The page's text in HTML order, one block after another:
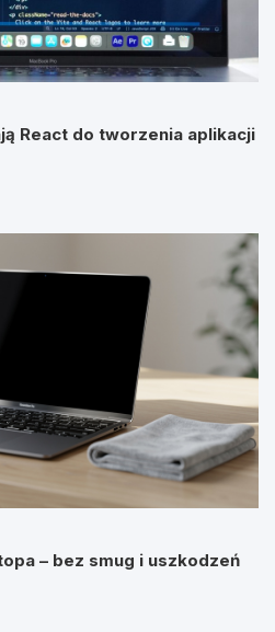
React do tworzenia aplikacji
– bez smug i uszkodzeń